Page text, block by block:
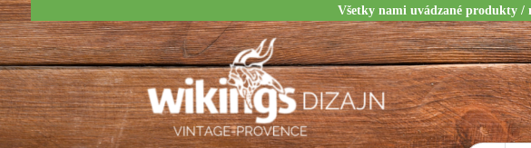
Všetky nami uvádzané produkty /